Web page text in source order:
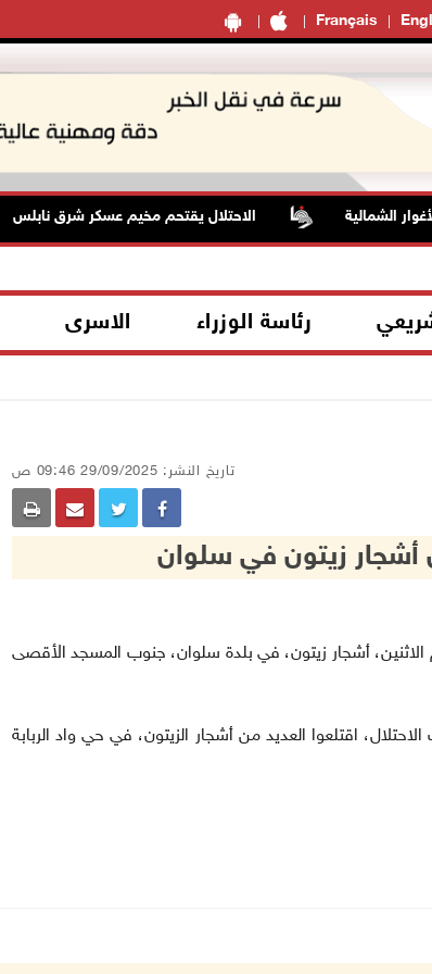
Français
الشمالية الاحتلال يقتحم مخيم عسكر شرق نابلس
رئاسة الوزراء الاسرى
تاريخ النشر: 29/09/2025 09:46 ص
زيتون في سلوان
اليوم الاثنين، أشجار زيتون، في بلدة سلوان، جنوب المسجد الأقصى
اقتلعوا العديد من أشجار الزيتون، في حي واد الربابة